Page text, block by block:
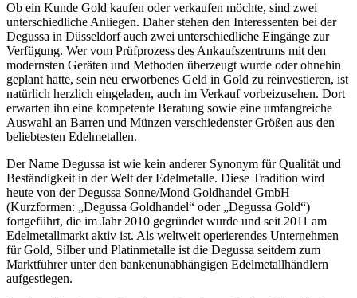
Ob ein Kunde Gold kaufen oder verkaufen möchte, sind zwei
unterschiedliche Anliegen. Daher stehen den Interessenten bei der
Degussa in Düsseldorf auch zwei unterschiedliche Eingänge zur
Verfügung. Wer vom Prüfprozess des Ankaufszentrums mit den
modernsten Geräten und Methoden überzeugt wurde oder ohnehin
geplant hatte, sein neu erworbenes Geld in Gold zu reinvestieren, ist
natürlich herzlich eingeladen, auch im Verkauf vorbeizusehen. Dort
erwarten ihn eine kompetente Beratung sowie eine umfangreiche
Auswahl an Barren und Münzen verschiedenster Größen aus den
beliebtesten Edelmetallen.
Der Name Degussa ist wie kein anderer Synonym für Qualität und
Beständigkeit in der Welt der Edelmetalle. Diese Tradition wird
heute von der Degussa Sonne/Mond Goldhandel GmbH
(Kurzformen: „Degussa Goldhandel“ oder „Degussa Gold“)
fortgeführt, die im Jahr 2010 gegründet wurde und seit 2011 am
Edelmetallmarkt aktiv ist. Als weltweit operierendes Unternehmen
für Gold, Silber und Platinmetalle ist die Degussa seitdem zum
Marktführer unter den bankenunabhängigen Edelmetallhändlern
aufgestiegen.